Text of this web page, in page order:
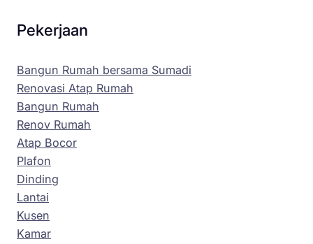
Pekerjaan
Bangun Rumah bersama Sumadi
Renovasi Atap Rumah
Bangun Rumah
Renov Rumah
Atap Bocor
Plafon
Dinding
Lantai
Kusen
Kamar